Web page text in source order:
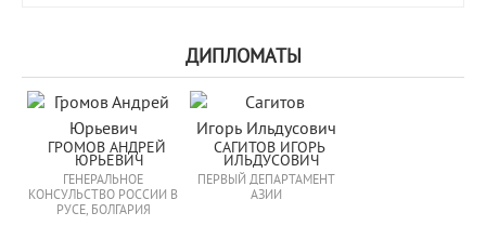
ДИПЛОМАТЫ
ГРОМОВ АНДРЕЙ
ЮРЬЕВИЧ
ГЕНЕРАЛЬНОЕ
КОНСУЛЬСТВО РОССИИ В
РУСЕ, БОЛГАРИЯ
САГИТОВ ИГОРЬ
ИЛЬДУСОВИЧ
ПЕРВЫЙ ДЕПАРТАМЕНТ
АЗИИ